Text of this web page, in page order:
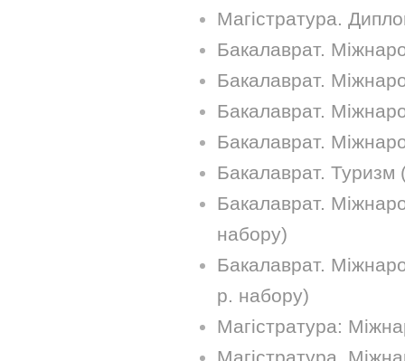
Магістратура.
Бакалаврат.
Бакалаврат.
Бакалаврат.
Бакалаврат.
Бакалаврат.
Бакалаврат.
набору)
Бакалаврат.
р. набору)
Магістратура: